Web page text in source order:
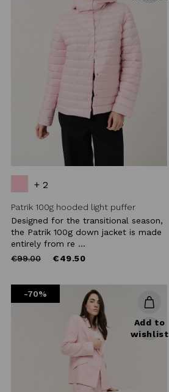
+ 2
Patrik 100g hooded light puffer
Designed for the transitional season,
the Patrik 100g down jacket is made
entirely from re ...
Price
€99.00to €49.50
-70%
Add to
wishlist